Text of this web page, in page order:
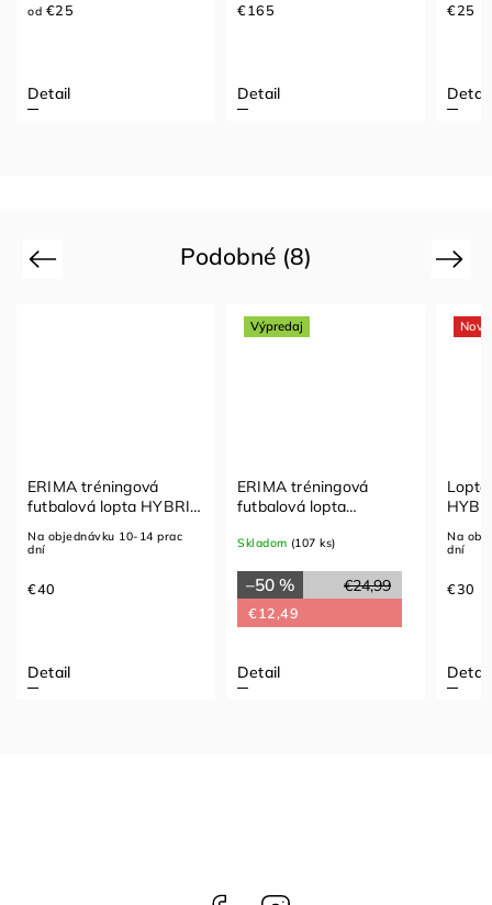
od €25
Detail
€165
Detail
€25
Detail
Podobné (8)
Previous
ERIMA tréningová
futbalová lopta HYBRID
Na objednávku 10-14 prac
dní
€40
Detail
Výpredaj
ERIMA tréningová
futbalová lopta
TRAINING
Skladom (107 ks)
€24,99
–50 %
€12,49
Detail
Na
dní
€30
Detail
Next